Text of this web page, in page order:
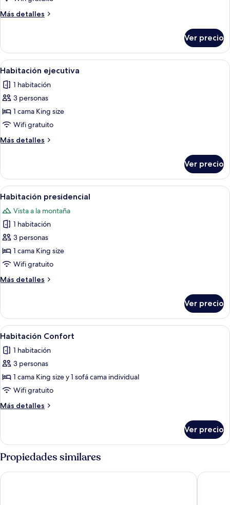
se
aceptan
Más detalles
Más
empresarial
Ver precio
Abrir
todas
las
fotos
de
Habitación
ejecutiva
Una habitación de hotel con cama,
17
Habitación ejecutiva
1 habitación
3 personas
1 cama King size
Wifi gratuito
Más detalles
Más
ejecutiva
Ver precio
Abrir
todas
las
fotos
de
Habitación
presidencial
Una sala de estar con chimenea, un
14
Habitación presidencial
Vista a la montaña
1 habitación
3 personas
1 cama King size
Wifi gratuito
Más detalles
Más
presidencial
Ver precio
Abrir
todas
las
fotos
de
Habitación
Confort
Una habitación de hotel con una
11
Habitación Confort
1 habitación
3 personas
1 cama King size y 1 sofá cama individual
Wifi gratuito
Más detalles
Más
Confort
Ver precio
Propiedades similares
Sternwheeler Hotel & Conference Centre, Trademark by